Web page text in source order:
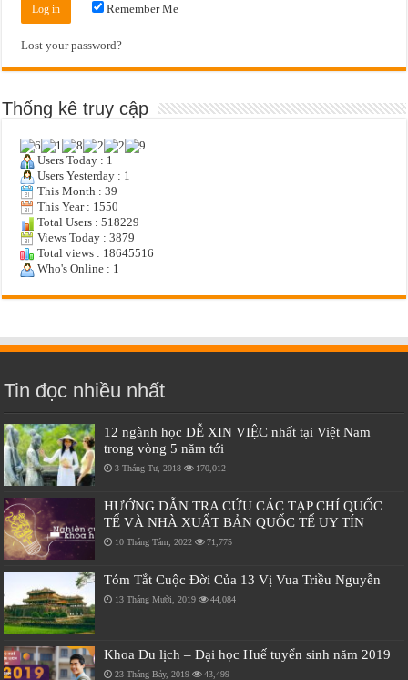
Remember Me
Lost your password?
Thống kê truy cập
Users Today : 1
Users Yesterday : 1
This Month : 39
This Year : 1550
Total Users : 518229
Views Today : 3879
Total views : 18645516
Who's Online : 1
Tin đọc nhiều nhất
12 ngành học DỄ XIN VIỆC nhất tại Việt Nam
trong vòng 5 năm tới
3 Tháng Tư, 2018 170,012
HƯỚNG DẪN TRA CỨU CÁC TẠP CHÍ QUỐC
TẾ VÀ NHÀ XUẤT BẢN QUỐC TẾ UY TÍN
10 Tháng Tám, 2022 71,775
Tóm Tắt Cuộc Đời Của 13 Vị Vua Triều Nguyễn
13 Tháng Mười, 2019 44,084
Khoa Du lịch – Đại học Huế tuyển sinh năm 2019
23 Tháng Bảy, 2019 43,499